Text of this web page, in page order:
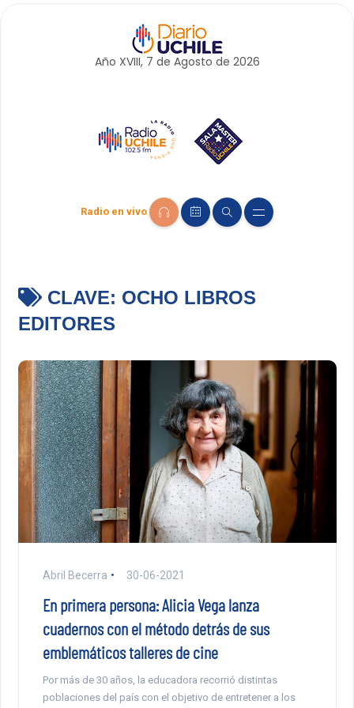
Año XVIII, 7 de Agosto de 2026
Radio en vivo
CLAVE: OCHO LIBROS
EDITORES
Abril Becerra 30-06-2021
En primera persona: Alicia Vega lanza
cuadernos con el método detrás de sus
emblemáticos talleres de cine
Por más de 30 años, la educadora recorrió distintas
poblaciones del país con el objetivo de entretener a los